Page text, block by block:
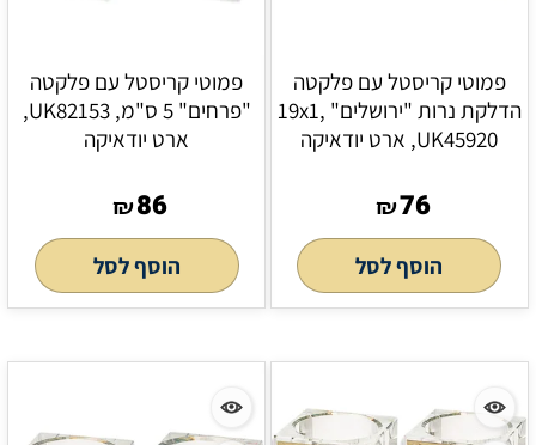
פמוטי קריסטל עם פלקטה
הדלקת נרות "ירושלים" 19x1,
UK45920, ארט יודאיקה
₪76
הוסף לסל
פמוטי קריסטל עם פלקטה
"פרחים" 5 ס"מ, UK82153,
ארט יודאיקה
₪86
הוסף לסל